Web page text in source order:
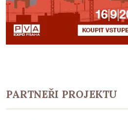
PARTNEŘI PROJEKTU